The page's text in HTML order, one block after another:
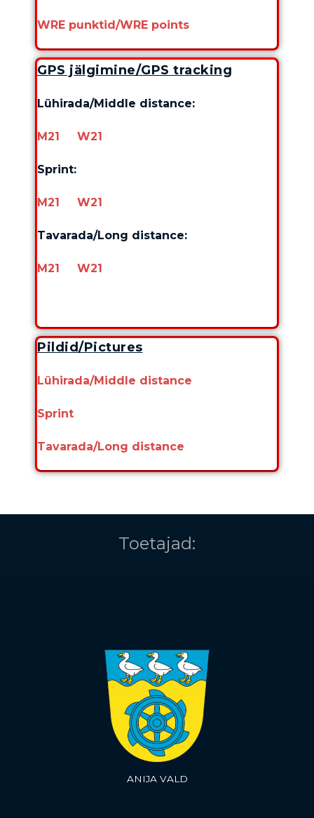
WRE punktid/WRE points
GPS jälgimine/GPS tracking
Lühirada/Middle distance:
M21 W21
Sprint:
M21 W21
Tavarada/Long distance:
M21 W21
Pildid/Pictures
Lühirada/Middle distance
Sprint
Tavarada/Long distance
Toetajad:
ANIJA VALD